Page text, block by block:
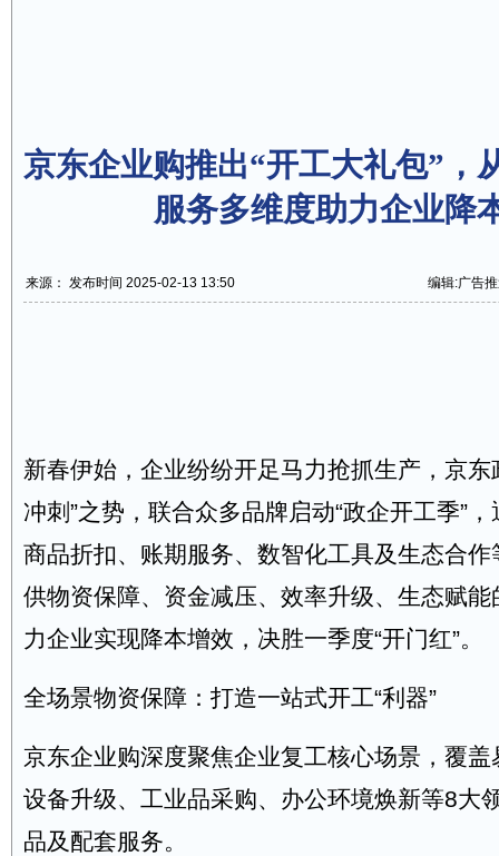
京东企业购推出“开工大礼包”，
服务多维度助力企业降
来源： 发布时间 2025-02-13 13:50 编辑:广告
新春伊始，企业纷纷开足马力抢抓生产，京东
冲刺”之势，联合众多品牌启动“政企开工季”
商品折扣、账期服务、数智化工具及生态合
供物资保障、资金减压、效率升级、生态赋
力企业实现降本增效，决胜一季度“开门红”。
全场景物资保障：打造一站式开工“利器”
京东企业购深度聚焦企业复工核心场景，覆
设备升级、工业品采购、办公环境焕新等8大
品及配套服务。